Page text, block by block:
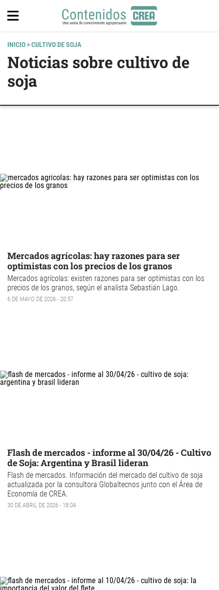
INICIO> CULTIVO DE SOJA
Noticias sobre cultivo de
soja
Mercados agrícolas: hay razones para ser
optimistas con los precios de los granos
Mercados agrícolas: existen razones para ser optimistas con los
precios de los granos, según el analista Sebastián Lago.
6 DE MAYO DE 2026 - 20:57
Flash de mercados - informe al 30/04/26 - Cultivo
de Soja: Argentina y Brasil lideran
Flash de mercados. Información del mercado del cultivo de soja
actualizada por la consultora Globaltecnos junto con el Área de
Economía de CREA.
30 DE ABRIL DE 2026 - 18:04